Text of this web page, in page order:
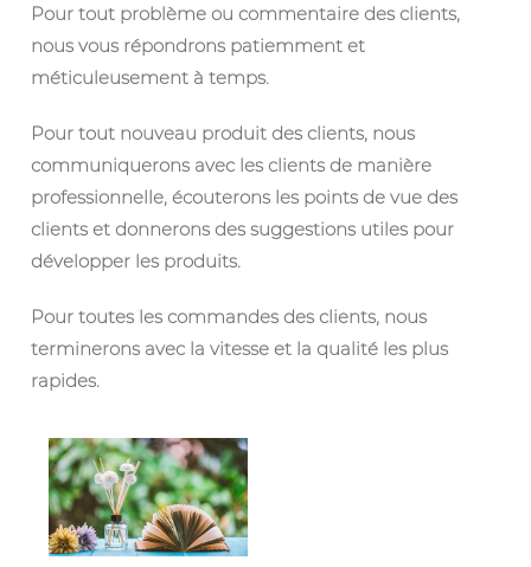
Pour tout problème ou commentaire des clients,
nous vous répondrons patiemment et
méticuleusement à temps.
Pour tout nouveau produit des clients, nous
communiquerons avec les clients de manière
professionnelle, écouterons les points de vue des
clients et donnerons des suggestions utiles pour
développer les produits.
Pour toutes les commandes des clients, nous
terminerons avec la vitesse et la qualité les plus
rapides.